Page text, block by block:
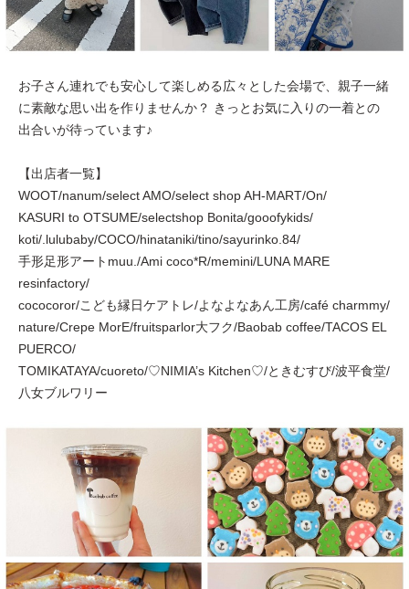
お子さん連れでも安心して楽しめる広々とした会場で、親子一緒
に素敵な思い出を作りませんか？ きっとお気に入りの一着との
出合いが待っています♪
【出店者一覧】
WOOT/nanum/select AMO/select shop AH-MART/On/
KASURI to OTSUME/selectshop Bonita/gooofykids/
koti/.lulubaby/COCO/hinataniki/tino/sayurinko.84/
手形足形アートmuu./Ami coco*R/memini/LUNA MARE
resinfactory/
cococoror/こども縁日ケアトレ/よなよなあん工房/café charmmy/
nature/Crepe MorE/fruitsparlor大フク/Baobab coffee/TACOS EL
PUERCO/
TOMIKATAYA/cuoreto/♡NIMIA’s Kitchen♡/ときむすび/波平食堂/
八女ブルワリー